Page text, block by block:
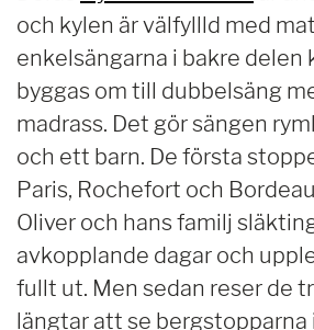
och kylen är välfyllld med
enkelsängarna i bakre delen
byggas om till dubbelsäng
madrass. Det gör sängen
och ett barn. De första
Paris, Rochefort och
Oliver och hans familj
avkopplande dagar och
fullt ut. Men sedan reser de
längtar att se bergstopparna